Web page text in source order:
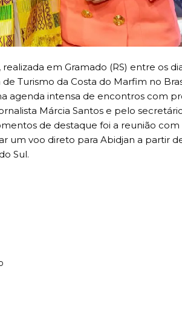
em Gramado (RS) entre os
Turismo da Costa do Marfim no
agenda intensa de encontros com
Márcia Santos e pelo
de destaque foi a reunião
um voo direto para Abidjan a partir
Sul.